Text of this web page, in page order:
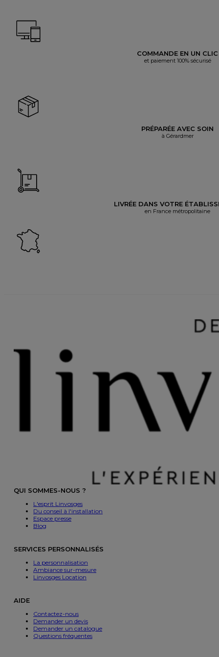
COMMANDE EN UN CLIC
et paiement 100% sécurisé
PRÉPARÉE AVEC SOIN
à Gérardmer
LIVRÉE DANS VOTRE
en France métropolitaine
QUI SOMMES-NOUS ?
L'esprit Linvosges
Du conseil à l'installation
Espace presse
Blog
SERVICES PERSONNALISÉS
La personnalisation
Ambiance sur-mesure
Linvosges Location
AIDE
Contactez-nous
Demander un devis
Demander un catalogue
Questions fréquentes